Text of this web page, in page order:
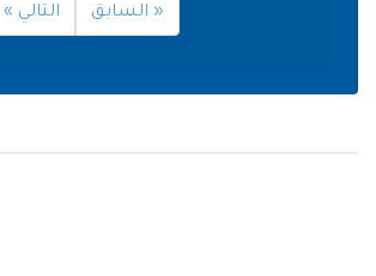
« السابق التالي »